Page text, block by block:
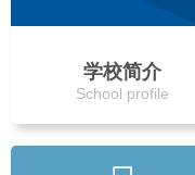
学校简介
School profile